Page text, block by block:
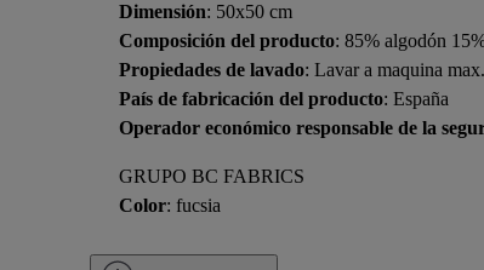
Dimensión: 50x50 cm
Composición del producto: 85% algodón
Propiedades de lavado: Lavar a maquina
País de fabricación del producto: España
Operador económico responsable de la
GRUPO BC FABRICS
Color: fucsia